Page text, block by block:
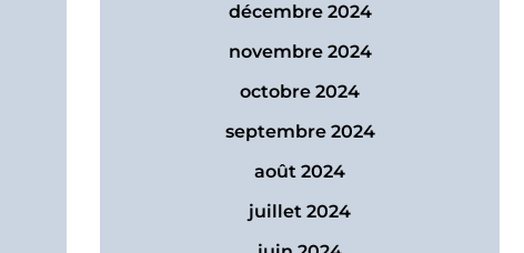
décembre 2024
novembre 2024
octobre 2024
septembre 2024
août 2024
juillet 2024